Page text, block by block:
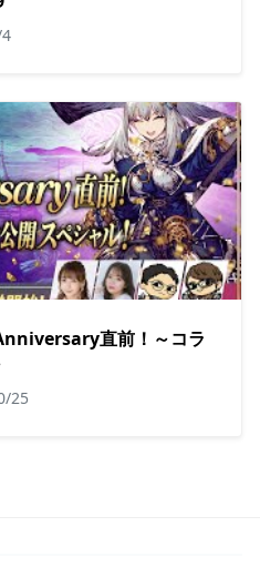
直前！～コラ
25